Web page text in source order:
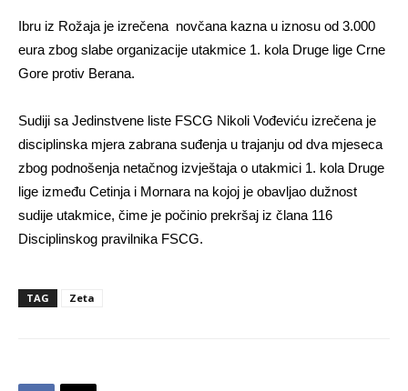
Ibru iz Rožaja je izrečena novčana kazna u iznosu od 3.000
eura zbog slabe organizacije utakmice 1. kola Druge lige Crne
Gore protiv Berana.
Sudiji sa Jedinstvene liste FSCG Nikoli Vođeviću izrečena je
disciplinska mjera zabrana suđenja u trajanju od dva mjeseca
zbog podnošenja netačnog izvještaja o utakmici 1. kola Druge
lige između Cetinja i Mornara na kojoj je obavljao dužnost
sudije utakmice, čime je počinio prekršaj iz člana 116
Disciplinskog pravilnika FSCG.
TAG Zeta